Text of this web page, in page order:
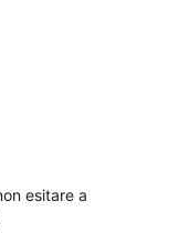
esitare a